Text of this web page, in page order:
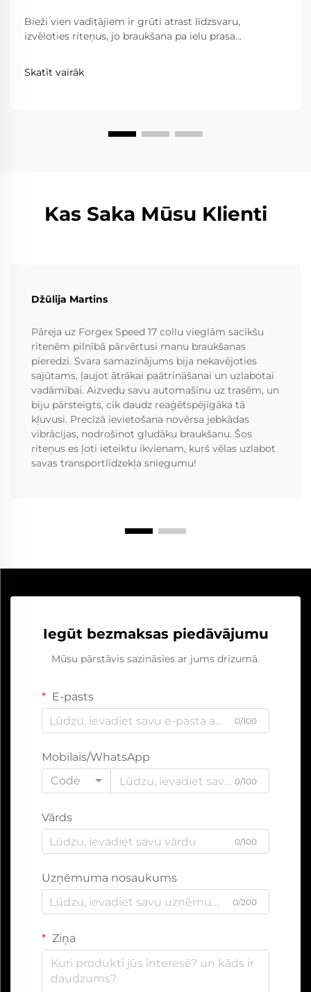
Bieži vien vadītājiem ir grūti atrast līdzsvaru,
izvēloties riteņus, jo braukšana pa ielu prasa
izturību un precizitāti. Kaltie riteņi...
Skatīt vairāk
Kas Saka Mūsu Klienti
Džūlija Martins
Pāreja uz Forgex Speed 17 collu vieglām sacīkšu
ritenēm pilnībā pārvērtusi manu braukšanas
pieredzi. Svara samazinājums bija nekavējoties
sajūtams, ļaujot ātrākai paātrināšanai un uzlabotai
vadāmībai. Aizvedu savu automašīnu uz trasēm, un
biju pārsteigts, cik daudz reaģētspējīgāka tā
kļuvusi. Precīzā ievietošana novērsa jebkādas
vibrācijas, nodrošinot gludāku braukšanu. Šos
riteņus es ļoti ieteiktu ikvienam, kurš vēlas uzlabot
savas transportlīdzekļa sniegumu!
Iegūt bezmaksas piedāvājumu
Mūsu pārstāvis sazināsies ar jums drīzumā.
E-pasts
0/100
Mobilais/WhatsApp
Code
0/100
Vārds
0/100
Uzņēmuma nosaukums
0/200
Ziņa